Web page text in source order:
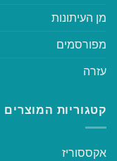
מן העיתונות
מפורסמים
עזרה
קטגוריות המוצרים
אקססוריז